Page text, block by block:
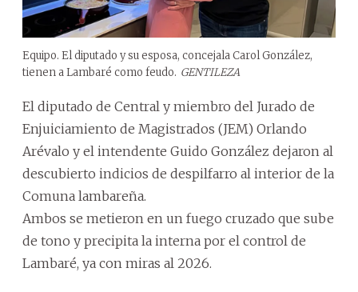
Equipo. El diputado y su esposa, concejala Carol González,
tienen a Lambaré como feudo. GENTILEZA
El diputado de Central y miembro del Jurado de
Enjuiciamiento de Magistrados (JEM) Orlando
Arévalo y el intendente Guido González dejaron al
descubierto indicios de despilfarro al interior de la
Comuna lambareña.
Ambos se metieron en un fuego cruzado que sube
de tono y precipita la interna por el control de
Lambaré, ya con miras al 2026.